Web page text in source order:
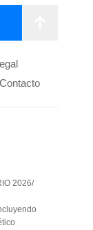
Contacto
2026/